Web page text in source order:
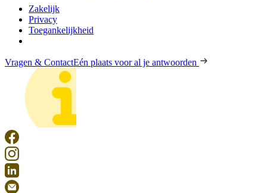
Zakelijk
Privacy
Toegankelijkheid
Vragen & ContactEén plaats voor al je antwoorden